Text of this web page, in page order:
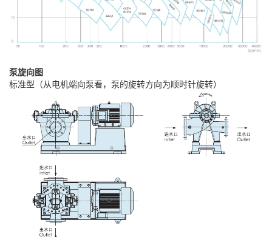
泵旋向图
标准型（从电机端向泵看，泵的旋转方向为顺时针旋转）